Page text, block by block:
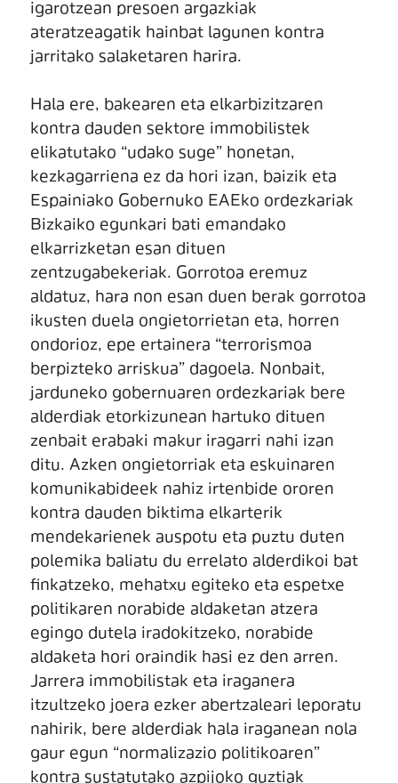
igarotzean presoen argazkiak
ateratzeagatik hainbat lagunen kontra
jarritako salaketaren harira.
Hala ere, bakearen eta elkarbizitzaren
kontra dauden sektore immobilistek
elikatutako “udako suge” honetan,
kezkagarriena ez da hori izan, baizik eta
Espainiako Gobernuko EAEko ordezkariak
Bizkaiko egunkari bati emandako
elkarrizketan esan dituen
zentzugabekeriak. Gorrotoa eremuz
aldatuz, hara non esan duen berak gorrotoa
ikusten duela ongietorrietan eta, horren
ondorioz, epe ertainera “terrorismoa
berpizteko arriskua” dagoela. Nonbait,
jarduneko gobernuaren ordezkariak bere
alderdiak etorkizunean hartuko dituen
zenbait erabaki makur iragarri nahi izan
ditu. Azken ongietorriak eta eskuinaren
komunikabideek nahiz irtenbide ororen
kontra dauden biktima elkarterik
mendekarienek auspotu eta puztu duten
polemika baliatu du errelato alderdikoi bat
finkatzeko, mehatxu egiteko eta espetxe
politikaren norabide aldaketan atzera
egingo dutela iradokitzeko, norabide
aldaketa hori oraindik hasi ez den arren.
Jarrera immobilistak eta iraganera
itzultzeko joera ezker abertzaleari leporatu
nahirik, bere alderdiak hala iraganean nola
gaur egun “normalizazio politikoaren”
kontra sustatutako azpijoko guztiak